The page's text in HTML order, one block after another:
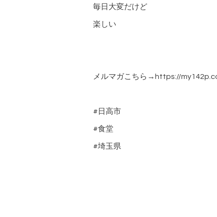
毎日大変だけど
楽しい
メルマガこちら→https://
#日高市
#食堂
#埼玉県